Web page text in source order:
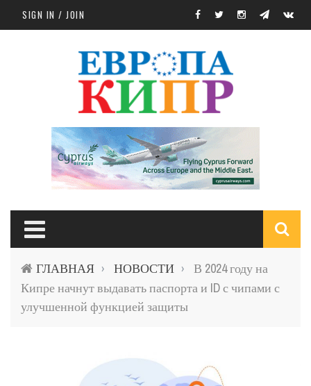
Skip to main content
SIGN IN / JOIN
ГЛАВНАЯ › НОВОСТИ ›
В 2024 году на
Кипре начнут выдавать паспорта и ID с чипами с
улучшенной функцией защиты